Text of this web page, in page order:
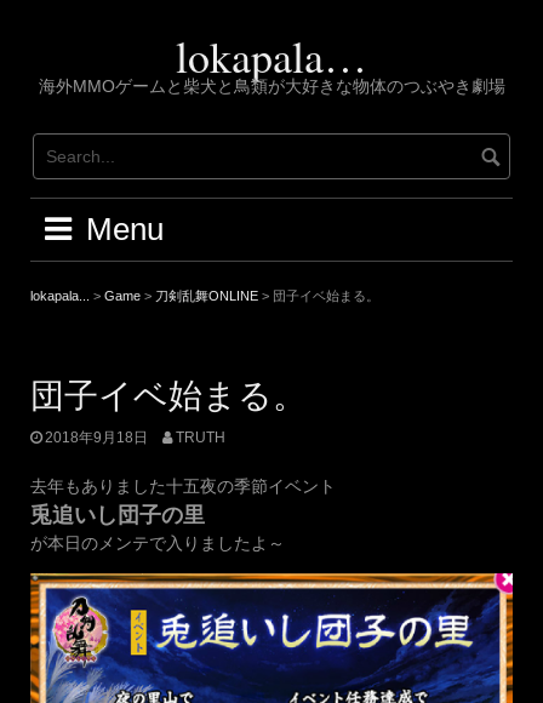
lokapala…
海外MMOゲームと柴犬と鳥類が大好きな物体のつぶやき劇場
Menu
lokapala... > Game > 刀剣乱舞ONLINE > 団子イベ始まる。
団子イベ始まる。
2018年9月18日 TRUTH
去年もありました十五夜の季節イベント
兎追いし団子の里
が本日のメンテで入りましたよ～